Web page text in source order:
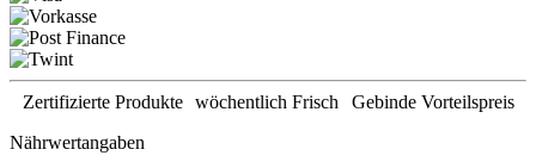
Zertifizierte Produkte wöchentlich Frisch
Gebinde Vorteilspreis
Nährwertangaben